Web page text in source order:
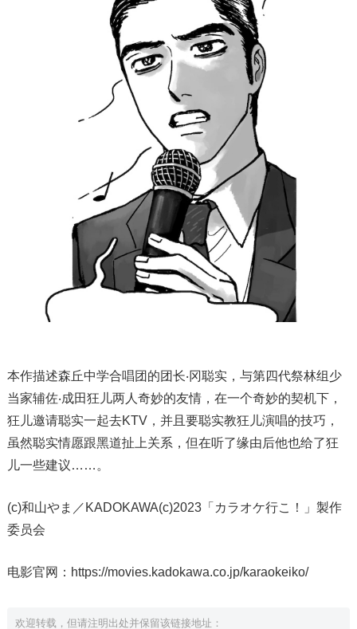
本作描述森丘中学合唱团的团长‧冈聪实，与第四代祭林组少
当家辅佐‧成田狂儿两人奇妙的友情，在一个奇妙的契机下，
狂儿邀请聪实一起去KTV，并且要聪实教狂儿演唱的技巧，
虽然聪实情愿跟黑道扯上关系，但在听了缘由后他也给了狂
儿一些建议……。
(c)和山やま／KADOKAWA(c)2023「カラオケ行こ！」製作
委员会
电影官网：https://movies.kadokawa.co.jp/karaokeiko/
欢迎转载，但请注明出处并保留该链接地址：